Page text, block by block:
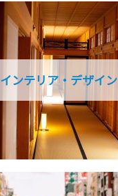
インテリア・デザイン